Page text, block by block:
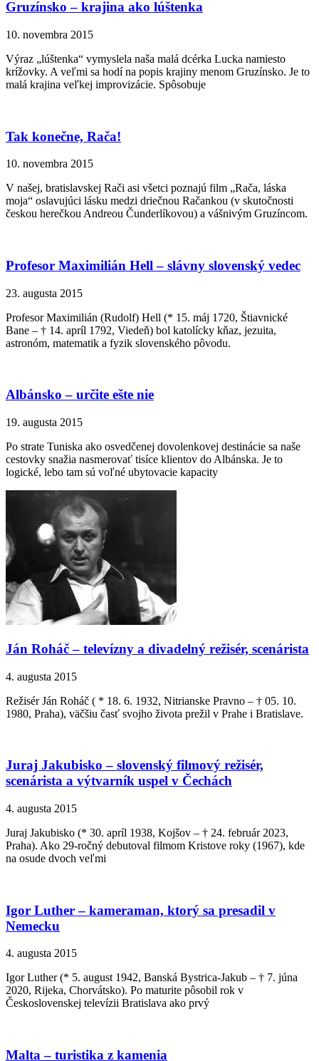
Gruzínsko – krajina ako lúštenka
10. novembra 2015
Výraz „lúštenka“ vymyslela naša malá dcérka Lucka namiesto
krížovky. A veľmi sa hodí na popis krajiny menom Gruzínsko. Je to
malá krajina veľkej improvizácie. Spôsobuje
Tak konečne, Rača!
10. novembra 2015
V našej, bratislavskej Rači asi všetci poznajú film „Rača, láska
moja“ oslavujúci lásku medzi driečnou Račankou (v skutočnosti
českou herečkou Andreou Čunderlíkovou) a vášnivým Gruzíncom.
Profesor Maximilián Hell – slávny slovenský vedec
23. augusta 2015
Profesor Maximilián (Rudolf) Hell (* 15. máj 1720, Štiavnické
Bane – † 14. apríl 1792, Viedeň) bol katolícky kňaz, jezuita,
astronóm, matematik a fyzik slovenského pôvodu.
Albánsko – určite ešte nie
19. augusta 2015
Po strate Tuniska ako osvedčenej dovolenkovej destinácie sa naše
cestovky snažia nasmerovať tisíce klientov do Albánska. Je to
logické, lebo tam sú voľné ubytovacie kapacity
Ján Roháč – televízny a divadelný režisér, scenárista
4. augusta 2015
Režisér Ján Roháč ( * 18. 6. 1932, Nitrianske Pravno – † 05. 10.
1980, Praha), väčšiu časť svojho života prežil v Prahe i Bratislave.
Juraj Jakubisko – slovenský filmový režisér,
scenárista a výtvarník uspel v Čechách
4. augusta 2015
Juraj Jakubisko (* 30. apríl 1938, Kojšov – † 24. február 2023,
Praha). Ako 29-ročný debutoval filmom Kristove roky (1967), kde
na osude dvoch veľmi
Igor Luther – kameraman, ktorý sa presadil v
Nemecku
4. augusta 2015
Igor Luther (* 5. august 1942, Banská Bystrica-Jakub – † 7. júna
2020, Rijeka, Chorvátsko). Po maturite pôsobil rok v
Československej televízii Bratislava ako prvý
Malta – turistika z kamenia